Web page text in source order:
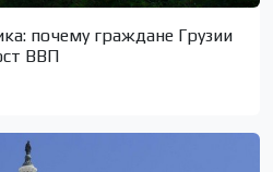
почему граждане Грузии
ВВП